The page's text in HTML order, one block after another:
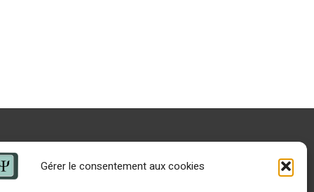
Gérer le consentement aux cookies